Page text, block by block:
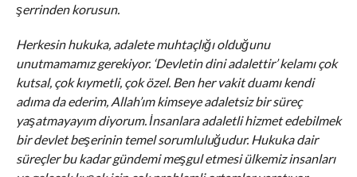
şerrinden korusun.
Herkesin hukuka, adalete muhtaçlığı olduğunu
unutmamamız gerekiyor. ‘Devletin dini adalettir’ kelamı çok
kutsal, çok kıymetli, çok özel. Ben her vakit duamı kendi
adıma da ederim, Allah’ım kimseye adaletsiz bir süreç
yaşatmayayım diyorum. İnsanlara adaletli hizmet edebilmek
bir devlet beşerinin temel sorumluluğudur. Hukuka dair
süreçler bu kadar gündemi meşgul etmesi ülkemiz insanları